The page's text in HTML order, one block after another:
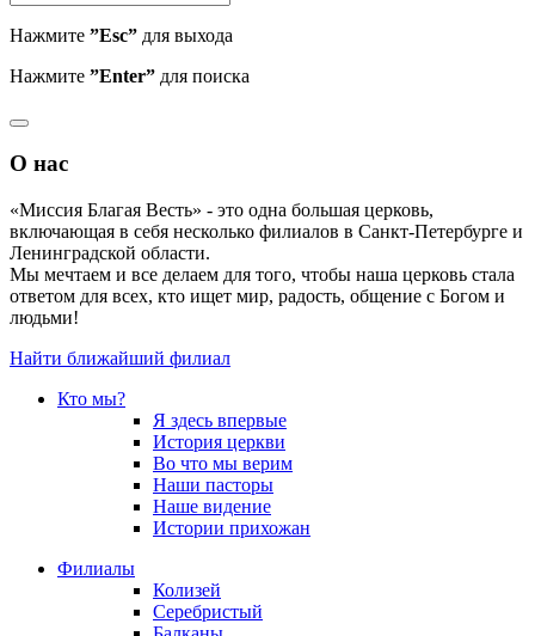
Нажмите ”Esc” для выхода
Нажмите ”Enter” для поиска
О нас
«Миссия Благая Весть» - это одна большая церковь,
включающая в себя несколько филиалов в Санкт-Петербурге и
Ленинградской области.
Мы мечтаем и все делаем для того, чтобы наша церковь стала
ответом для всех, кто ищет мир, радость, общение с Богом и
людьми!
Найти ближайший филиал
Кто мы?
Я здесь впервые
История церкви
Во что мы верим
Наши пасторы
Наше видение
Истории прихожан
Филиалы
Колизей
Серебристый